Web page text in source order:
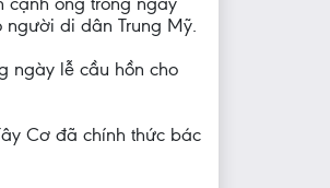
người di dân Trung Mỹ.
ngày lễ cầu hồn cho
Cơ đã chính thức bác